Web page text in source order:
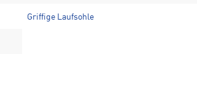
Griffige Laufsohle